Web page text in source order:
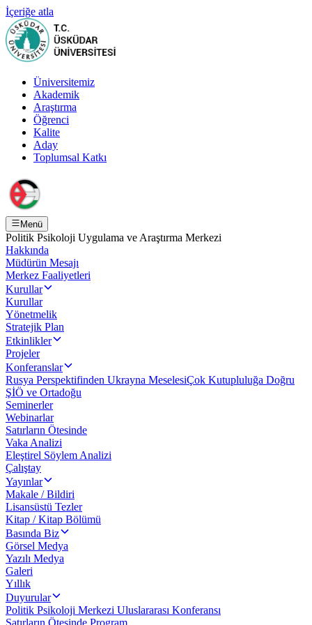
İçeriğe atla
Üniversitemiz
Akademik
Araştırma
Öğrenci
Kalite
Aday
Toplumsal Katkı
Menü
Politik Psikoloji Uygulama ve Araştırma Merkezi
Hakkında
Müdürün Mesajı
Merkez Faaliyetleri
Kurullar
Kurullar
Yönetmelik
Stratejik Plan
Etkinlikler
Projeler
Konferanslar
Rusya Perspektifinden Ukrayna MeselesiÇok Kutupluluğa Doğru
ŞİÖ ve Ortadoğu
Seminerler
Webinarlar
Satırların Ötesinde
Vaka Analizi
Eleştirel Söylem Analizi
Çalıştay
Yayınlar
Makale / Bildiri
Lisansüstü Tezler
Kitap / Kitap Bölümü
Basında Biz
Görsel Medya
Yazılı Medya
Galeri
Yıllık
Duyurular
Politik Psikoloji Merkezi Uluslararası Konferansı